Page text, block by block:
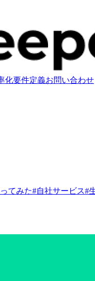
化要件定義お問い合わせ
てみた#自社サービス#